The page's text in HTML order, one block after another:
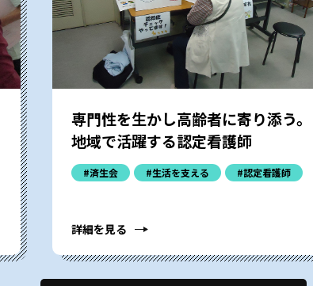
専門性を生かし高齢者に寄り添う。
地域で活躍する認定看護師
#済生会 #生活を支える #認定看護師
詳細を見る